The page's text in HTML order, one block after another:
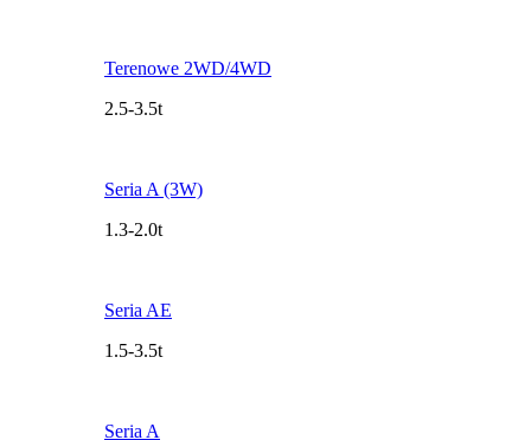
Terenowe 2WD/4WD
2.5-3.5t
Seria A (3W)
1.3-2.0t
Seria AE
1.5-3.5t
Seria A